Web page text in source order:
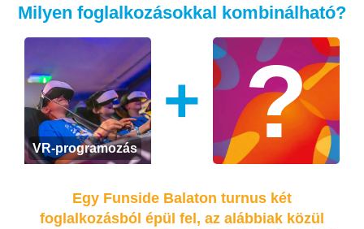
Milyen foglalkozásokkal kombinálható?
VR-programozás
+
Egy Funside Balaton turnus két
foglalkozásból épül fel, az alábbiak közül